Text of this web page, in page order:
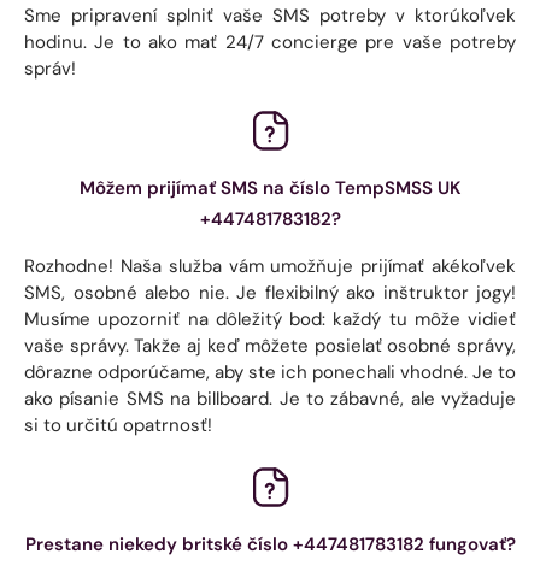
Sme pripravení splniť vaše SMS potreby v ktorúkoľvek
hodinu. Je to ako mať 24/7 concierge pre vaše potreby
správ!
Môžem prijímať SMS na číslo TempSMSS UK
+447481783182?
Rozhodne! Naša služba vám umožňuje prijímať akékoľvek
SMS, osobné alebo nie. Je flexibilný ako inštruktor jogy!
Musíme upozorniť na dôležitý bod: každý tu môže vidieť
vaše správy. Takže aj keď môžete posielať osobné správy,
dôrazne odporúčame, aby ste ich ponechali vhodné. Je to
ako písanie SMS na billboard. Je to zábavné, ale vyžaduje
si to určitú opatrnosť!
Prestane niekedy britské číslo +447481783182 fungovať?